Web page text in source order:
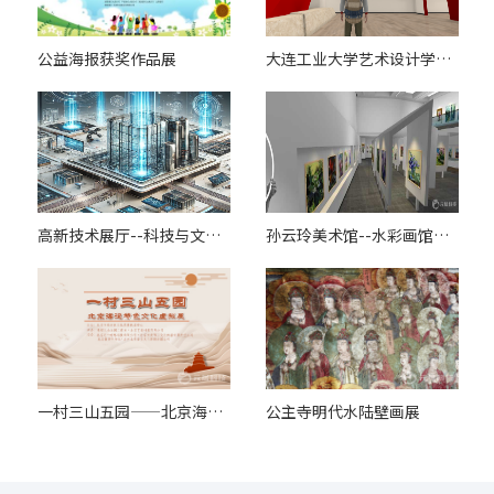
公益海报获奖作品展 大连工业大学艺术设计学院思想政治教育元宇宙课堂
高新技术展厅--科技与文化的碰撞 孙云玲美术馆--水彩画馆，欢迎您的到来！
一村三山五园——北京海淀特色文化虚拟展 公主寺明代水陆壁画展